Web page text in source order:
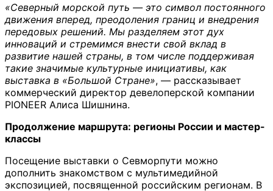
«Северный морской путь — это символ постоянного
движения вперед, преодоления границ и внедрения
передовых решений. Мы разделяем этот дух
инноваций и стремимся внести свой вклад в
развитие нашей страны, в том числе поддерживая
такие значимые культурные инициативы, как
выставка в «Большой Стране», — рассказывает
коммерческий директор девелоперской компании
PIONEER Алиса Шишнина.
Продолжение маршрута: регионы России и мастер-
классы
Посещение выставки о Севморпути можно
дополнить знакомством с мультимедийной
экспозицией, посвященной российским регионам. В